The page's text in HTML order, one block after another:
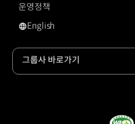
운영정책
#탄소정보공개 프로젝트
English
그룹사 바로가기